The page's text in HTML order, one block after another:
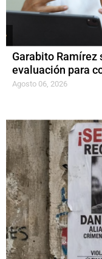
Garabito Ramírez
evaluación para
Agosto 06, 2026